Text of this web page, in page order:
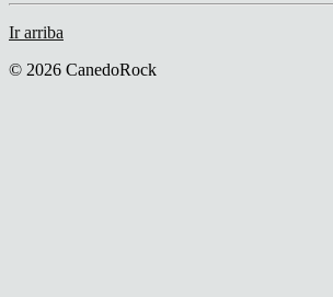
Ir arriba
© 2026 CanedoRock